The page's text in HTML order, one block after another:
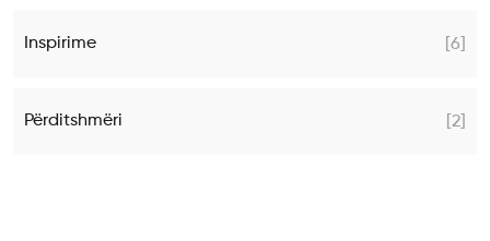
Inspirime [6]
Përditshmëri [2]